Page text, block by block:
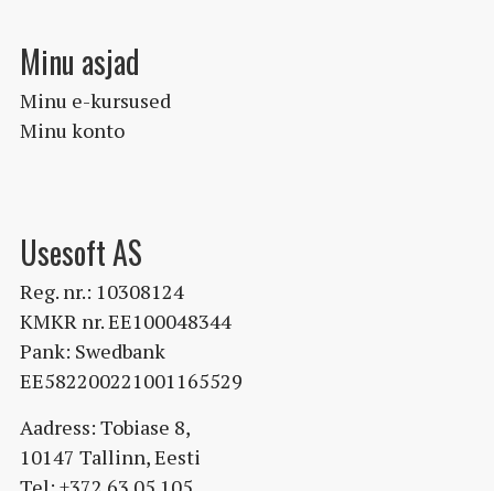
Minu asjad
Minu e-kursused
Minu konto
Usesoft AS
Reg. nr.: 10308124
KMKR nr. EE100048344
Pank: Swedbank
EE582200221001165529
Aadress: Tobiase 8,
10147 Tallinn, Eesti